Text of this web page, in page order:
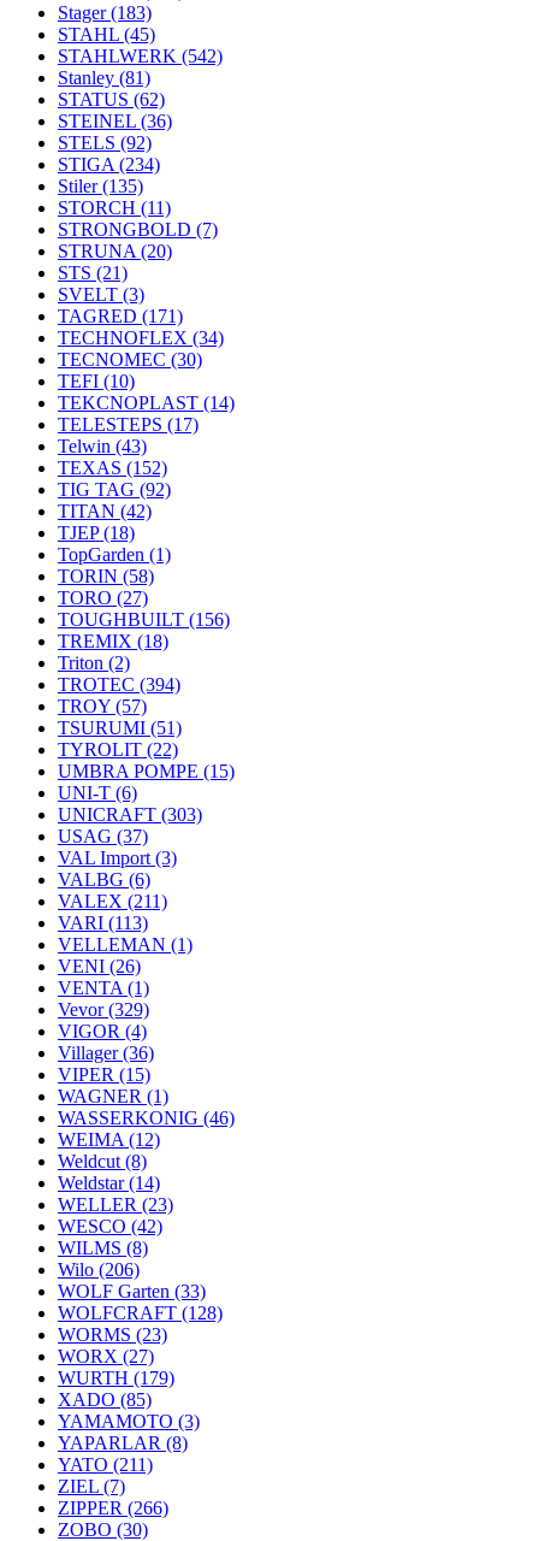
Stager(183)
STAHL (45)
STAHLWERK (542)
Stanley (81)
STATUS (62)
STEINEL (36)
STELS (92)
STIGA (234)
Stiler(135)
STORCH (11)
STRONGBOLD (7)
STRUNA (20)
STS (21)
SVELT (3)
TAGRED (171)
TECHNOFLEX (34)
TECNOMEC (30)
TEFI (10)
TEKCNOPLAST (14)
TELESTEPS (17)
Telwin (43)
TEXAS (152)
TIG TAG (92)
TITAN (42)
TJEP(18)
TopGarden (1)
TORIN (58)
TORO (27)
TOUGHBUILT (156)
TREMIX (18)
Triton (2)
TROTEC (394)
TROY (57)
TSURUMI (51)
TYROLIT (22)
UMBRA POMPE (15)
UNI-T (6)
UNICRAFT (303)
USAG (37)
VAL Import (3)
VALBG (6)
VALEX (211)
VARI (113)
VELLEMAN (1)
VENI (26)
VENTA (1)
Vevor(329)
VIGOR (4)
Villager(36)
VIPER (15)
WAGNER (1)
WASSERKONIG (46)
WEIMA (12)
Weldcut (8)
Weldstar(14)
WELLER (23)
WESCO (42)
WILMS (8)
Wilo (206)
WOLF Garten (33)
WOLFCRAFT (128)
WORMS (23)
WORX (27)
WURTH (179)
XADO (85)
YAMAMOTO (3)
YAPARLAR (8)
YATO (211)
ZIEL (7)
ZIPPER (266)
ZOBO (30)